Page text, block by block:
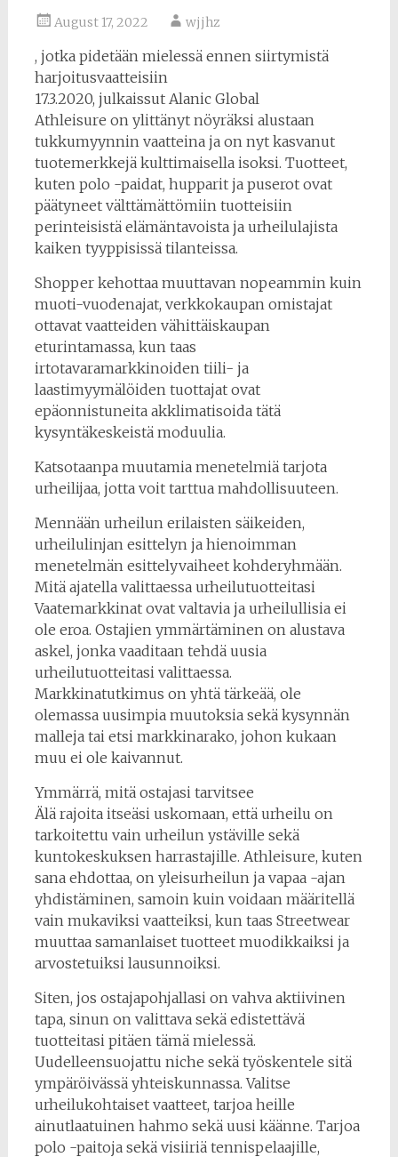
August 17, 2022 wjjhz
, jotka pidetään mielessä ennen siirtymistä
harjoitusvaatteisiin
17.3.2020, julkaissut Alanic Global
Athleisure on ylittänyt nöyräksi alustaan ​​
tukkumyynnin vaatteina ja on nyt kasvanut
tuotemerkkejä kulttimaisella isoksi. Tuotteet,
kuten polo -paidat, hupparit ja puserot ovat
päätyneet välttämättömiin tuotteisiin
perinteisistä elämäntavoista ja urheilulajista
kaiken tyyppisissä tilanteissa.
Shopper kehottaa muuttavan nopeammin kuin
muoti-vuodenajat, verkkokaupan omistajat
ottavat vaatteiden vähittäiskaupan
eturintamassa, kun taas
irtotavaramarkkinoiden tiili- ja
laastimyymälöiden tuottajat ovat
epäonnistuneita akklimatisoida tätä
kysyntäkeskeistä moduulia.
Katsotaanpa muutamia menetelmiä tarjota
urheilijaa, jotta voit tarttua mahdollisuuteen.
Mennään urheilun erilaisten säikeiden,
urheilulinjan esittelyn ja hienoimman
menetelmän esittelyvaiheet kohderyhmään.
Mitä ajatella valittaessa urheilutuotteitasi
Vaatemarkkinat ovat valtavia ja urheilullisia ei
ole eroa. Ostajien ymmärtäminen on alustava
askel, jonka vaaditaan tehdä uusia
urheilutuotteitasi valittaessa.
Markkinatutkimus on yhtä tärkeää, ole
olemassa uusimpia muutoksia sekä kysynnän
malleja tai etsi markkinarako, johon kukaan
muu ei ole kaivannut.
Ymmärrä, mitä ostajasi tarvitsee
Älä rajoita itseäsi uskomaan, että urheilu on
tarkoitettu vain urheilun ystäville sekä
kuntokeskuksen harrastajille. Athleisure, kuten
sana ehdottaa, on yleisurheilun ja vapaa -ajan
yhdistäminen, samoin kuin voidaan määritellä
vain mukaviksi vaatteiksi, kun taas Streetwear
muuttaa samanlaiset tuotteet muodikkaiksi ja
arvostetuiksi lausunnoiksi.
Siten, jos ostajapohjallasi on vahva aktiivinen
tapa, sinun on valittava sekä edistettävä
tuotteitasi pitäen tämä mielessä.
Uudelleensuojattu niche sekä työskentele sitä
ympäröivässä yhteiskunnassa. Valitse
urheilukohtaiset vaatteet, tarjoa heille
ainutlaatuinen hahmo sekä uusi käänne. Tarjoa
polo -paitoja sekä visiiriä tennispelaajille,